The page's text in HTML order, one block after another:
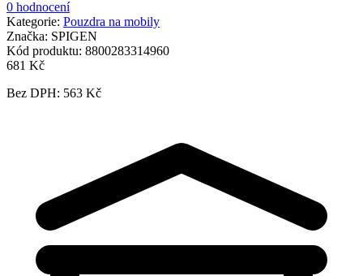
0 hodnocení
Kategorie: Pouzdra na mobily
Značka: SPIGEN
Kód produktu: 8800283314960
681 Kč
Bez DPH: 563 Kč